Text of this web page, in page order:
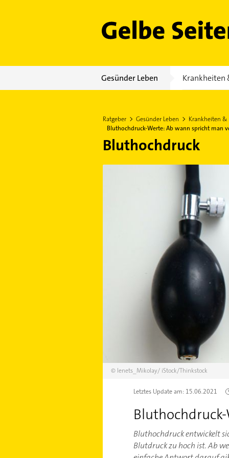
Gelbe Seiten
Gesünder Leben Krankheiten
Ratgeber Gesünder Leben
Krankheiten &
Bluthochdruck-Werte: Ab wann spricht man
Bluthochdruck
© Ienets_Mikolay/ iStock/Thinkstock
Letztes Update am: 15.06.2021
Bluthochdruck entwickelt
Blutdruck zu hoch ist. Ab